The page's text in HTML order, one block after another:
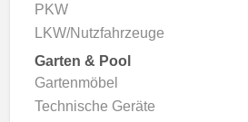
PKW
LKW/Nutzfahrzeuge
Garten & Pool
Gartenmöbel
Technische Geräte